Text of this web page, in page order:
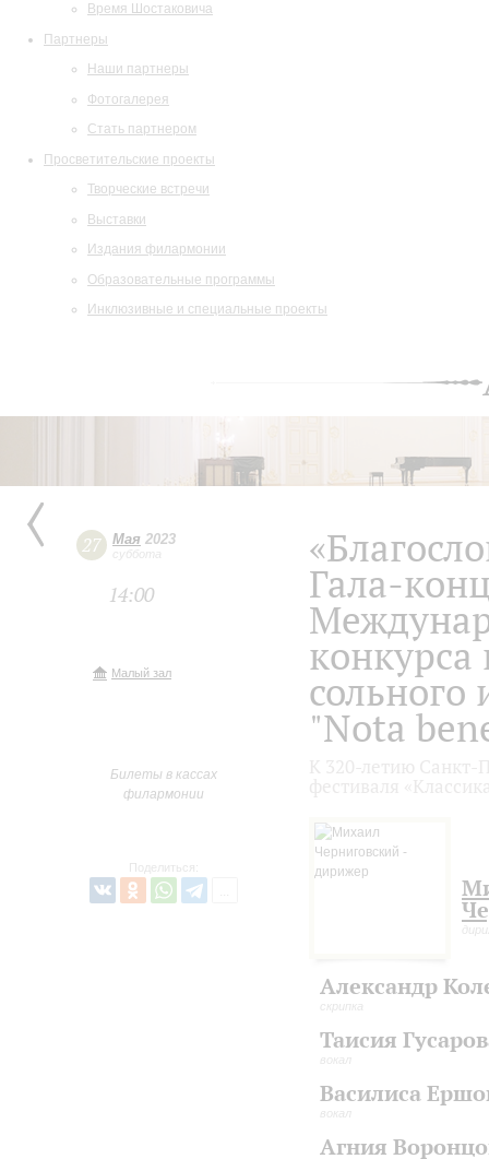
Время Шостаковича
Партнеры
Наши партнеры
Фотогалерея
Стать партнером
Просветительские проекты
Творческие встречи
Выставки
Издания филармонии
Образовательные программы
Инклюзивные и специальные проекты
27 Мая 2023
суббота
14:00
Малый зал
Билеты в кассах
филармонии
Поделиться:
Гала-
конкурса
сольного
"Nota
Александр
скрипка
Таисия
вокал
Василиса
вокал
Агния